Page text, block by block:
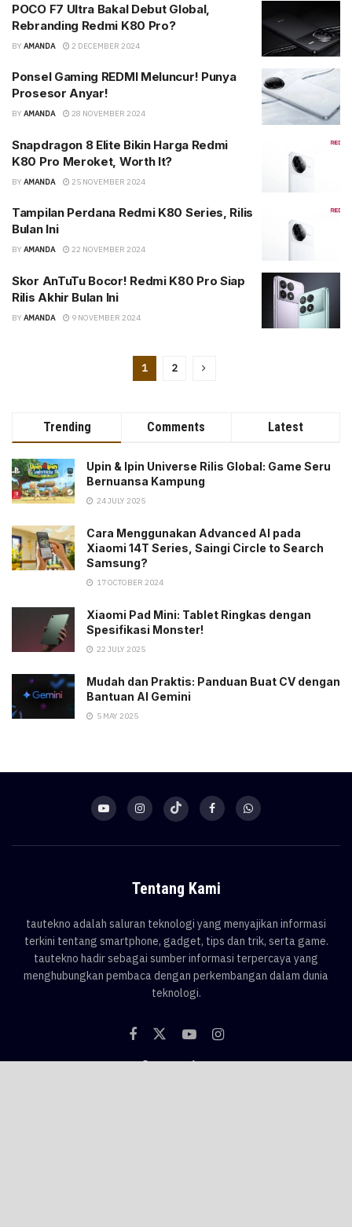
POCO F7 Ultra Bakal Debut Global,
Rebranding Redmi K80 Pro?
BY AMANDA 2 DECEMBER 2024
Ponsel Gaming REDMI Meluncur! Punya
Prosesor Anyar!
BY AMANDA 28 NOVEMBER 2024
Snapdragon 8 Elite Bikin Harga Redmi
K80 Pro Meroket, Worth It?
BY AMANDA 25 NOVEMBER 2024
Tampilan Perdana Redmi K80 Series, Rilis
Bulan Ini
BY AMANDA 22 NOVEMBER 2024
Skor AnTuTu Bocor! Redmi K80 Pro Siap
Rilis Akhir Bulan Ini
BY AMANDA 9 NOVEMBER 2024
1 2
Trending Comments Latest
Upin & Ipin Universe Rilis Global: Game Seru
Bernuansa Kampung
24 JULY 2025
Cara Menggunakan Advanced AI pada
Xiaomi 14T Series, Saingi Circle to Search
Samsung?
17 OCTOBER 2024
Xiaomi Pad Mini: Tablet Ringkas dengan
Spesifikasi Monster!
22 JULY 2025
Mudah dan Praktis: Panduan Buat CV dengan
Bantuan AI Gemini
5 MAY 2025
Tentang Kami
tautekno adalah saluran teknologi yang menyajikan informasi
terkini tentang smartphone, gadget, tips dan trik, serta game.
tautekno hadir sebagai sumber informasi terpercaya yang
menghubungkan pembaca dengan perkembangan dalam dunia
teknologi.
Categories